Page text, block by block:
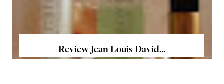
Review Jean Louis David...